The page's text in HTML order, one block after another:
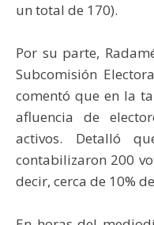
un total de 170).
Por su parte,
Subcomisión
comentó que en la
afluencia de
activos. Detalló
contabilizaron 200
decir, cerca de 10%